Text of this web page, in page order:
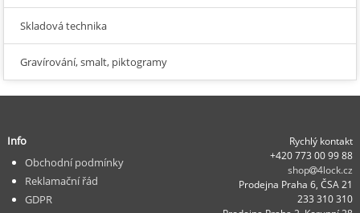
Skladová technika
Gravírování, smalt, piktogramy
Rychlý kontakt
+420 773 00 99 88
shop
4lock.cz
Prodejna Praha 6, ČSA 21
233 310 310
Info
Obchodní podmínky
Reklamační řád
GDPR